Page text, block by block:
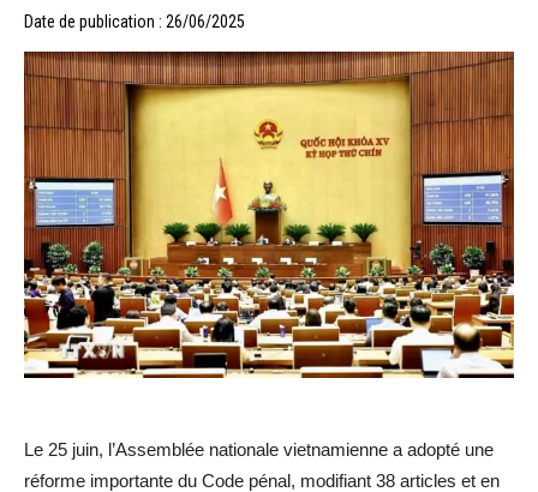
Date de publication : 26/06/2025
Le 25 juin, l’Assemblée nationale vietnamienne a adopté une
réforme importante du Code pénal, modifiant 38 articles et en